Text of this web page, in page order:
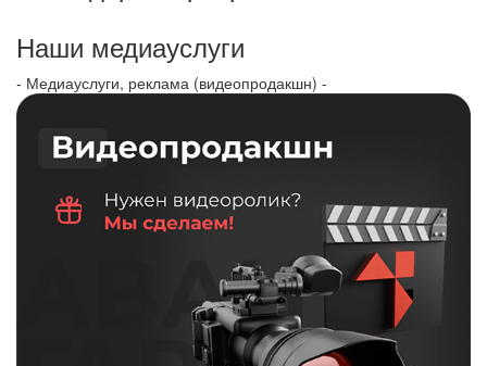
Наши медиауслуги
- Медиауслуги, реклама (видеопродакшн) -